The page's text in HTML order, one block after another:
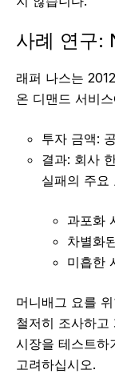
사례 연구:
래퍼 나스는
온 디맨드 서비
투자 금액:
결과: 회사
실패의 주요
과포화
차별화
미흡한
머니배그 요를
철저히 조사하고
시장을 테스트하
고려하십시오.